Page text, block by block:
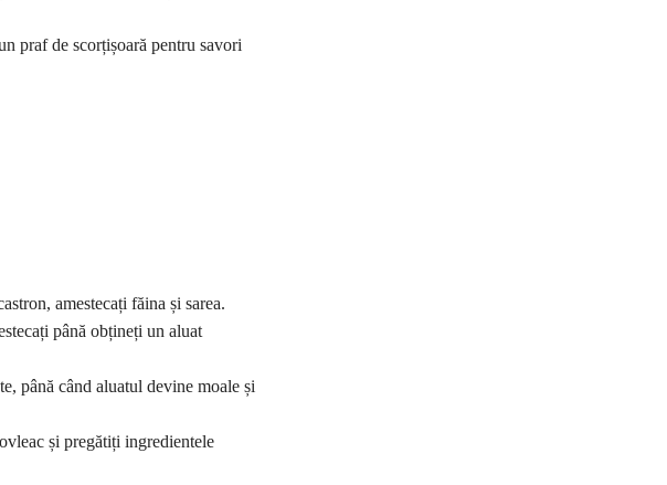
praf de scorțișoară pentru savori
amestecați făina și sarea.
până obțineți un aluat
până când aluatul devine moale și
și pregătiți ingredientele